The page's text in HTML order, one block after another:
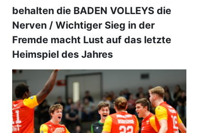
behalten die BADEN VOLLEYS die
Nerven / Wichtiger Sieg in der
Fremde macht Lust auf das letzte
Heimspiel des Jahres